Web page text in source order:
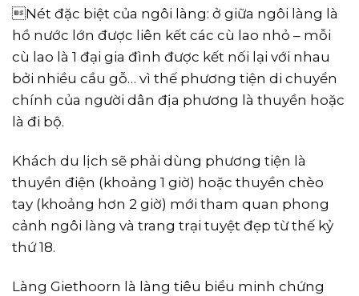
Nét đặc biệt của ngôi làng: ở giữa ngôi làng là
hồ nước lớn được liên kết các cù lao nhỏ – mỗi
cù lao là 1 đại gia đình được kết nối lại với nhau
bởi nhiều cầu gỗ… vì thế phương tiện di chuyển
chính của người dân địa phương là thuyền hoặc
là đi bộ.
Khách du lịch sẽ phải dùng phương tiện là
thuyền điện (khoảng 1 giờ) hoặc thuyền chèo
tay (khoảng hơn 2 giờ) mới tham quan phong
cảnh ngôi làng và trang trại tuyệt đẹp từ thế kỷ
thứ 18.
Làng Giethoorn là làng tiêu biểu minh chứng